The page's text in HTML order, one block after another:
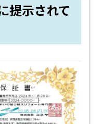
提示されて